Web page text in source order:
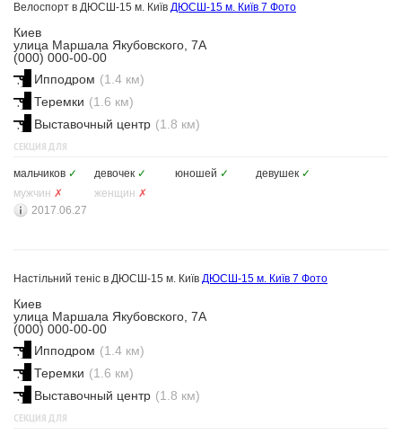
Велоспорт в ДЮСШ-15 м. Київ ДЮСШ-15 м. Київ 7 Фото
Киев
улица Маршала Якубовского, 7А
(000) 000-00-00
Ипподром (1.4 км)
Теремки (1.6 км)
Выставочный центр (1.8 км)
СЕКЦИЯ ДЛЯ
мальчиков ✓ девочек ✓ юношей ✓ девушек ✓
мужчин ✗ женщин ✗
2017.06.27
Настільний теніс в ДЮСШ-15 м. Київ ДЮСШ-15 м. Київ 7 Фото
Киев
улица Маршала Якубовского, 7А
(000) 000-00-00
Ипподром (1.4 км)
Теремки (1.6 км)
Выставочный центр (1.8 км)
СЕКЦИЯ ДЛЯ